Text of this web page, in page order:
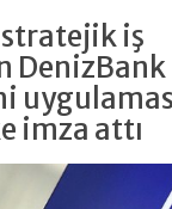
iş
DenizBank
imza attı